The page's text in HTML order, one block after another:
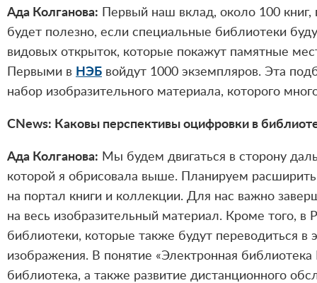
Ада Колганова: Первый наш вклад, около 100
будет полезно, если специальные библиотеки
видовых открыток, которые покажут памятные
Первыми в НЭБ войдут 1000 экземпляров. Эта
набор изобразительного материала, которого
CNews: Каковы перспективы оцифровки в
Ада Колганова: Мы будем двигаться в сторону
которой я обрисовала выше. Планируем
на портал книги и коллекции. Для нас важно
на весь изобразительный материал. Кроме того,
библиотеки, которые также будут переводиться
изображения. В понятие «Электронная
библиотека, а также развитие дистанционного